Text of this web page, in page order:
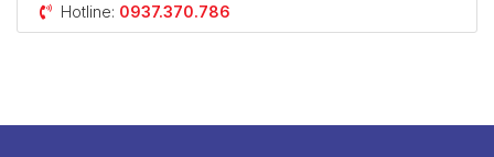
Hotline: 0937.370.786